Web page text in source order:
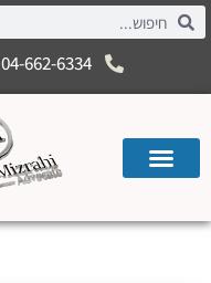
04-662-6334